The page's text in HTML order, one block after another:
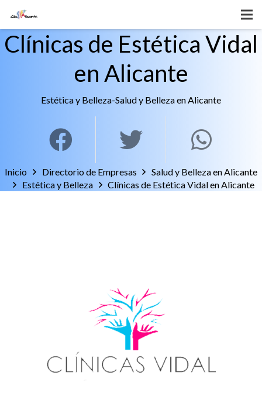
Clínicas de Estética Vidal
en Alicante
Estética y Belleza-Salud y Belleza en Alicante
Inicio Directorio de Empresas
Salud y Belleza en Alicante
Estética y Belleza
Clínicas de Estética Vidal en Alicante